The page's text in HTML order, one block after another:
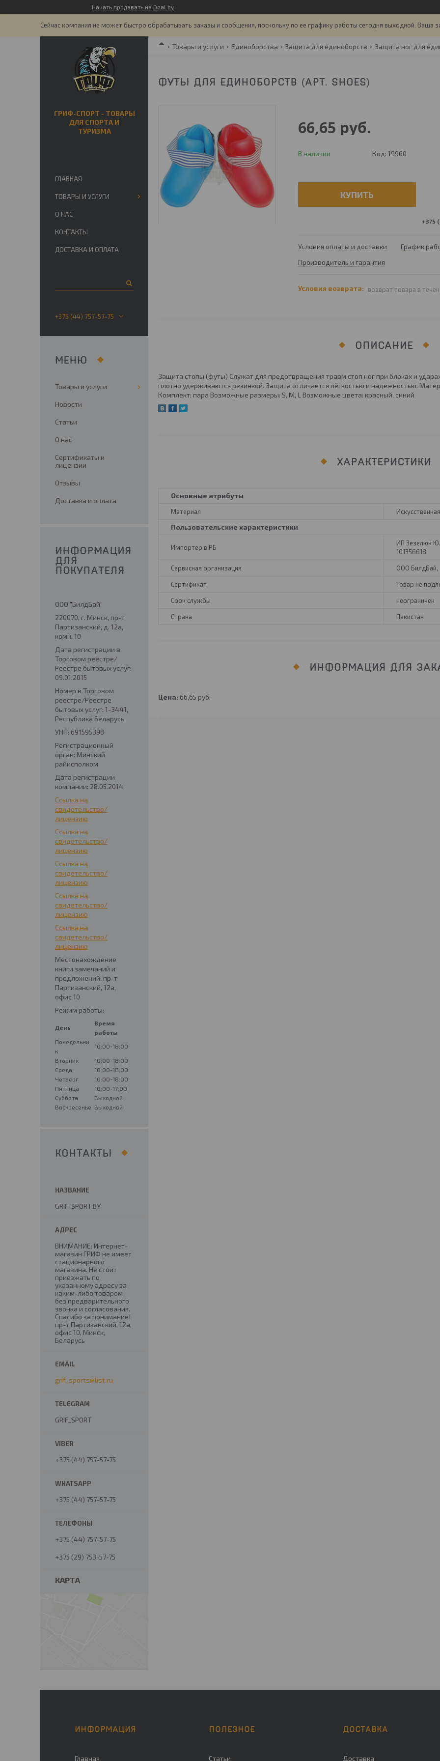
Начать продавать на Deal.by
Сейчас компания не может быстро обрабатывать заказы и сообщения, поскольку по ее графику работы сегодня выходной. Ваша
Товары и услуги Единоборства Защита для единоборств Защита ног для
ФУТЫ ДЛЯ ЕДИНОБОРСТВ (АРТ. SHOES)
66,65 руб.
В наличии Код: 19960
КУПИТЬ
+375
Условия оплаты и доставки
График
Производитель и гарантия
возврат товара в
ОПИСАНИЕ
Защита стопы (футы) Служат для предотвращения травм стоп ног при блоках и
плотно удерживаются резинкой. Защита отличается лёгкостью и надежностью.
Комплект: пара Возможные размеры: S, M, L Возможные цвета: красный, синий
ХАРАКТЕРИСТИКИ
Основные атрибуты
Материал
Пользовательские характеристики
Импортер в РБ
ИП Зезелюк
101356618
Сервисная организация ООО БилдБай,
Сертификат Товар не
Срок службы неограничен
Страна Пакистан
ИНФОРМАЦИЯ ДЛЯ
Цена: 66,65 руб.
ГРИФ-СПОРТ - ТОВАРЫ
ДЛЯ СПОРТА И
ТУРИЗМА
ГЛАВНАЯ
ТОВАРЫ И УСЛУГИ
О НАС
КОНТАКТЫ
ДОСТАВКА И ОПЛАТА
+375 (44) 757-57-75
Товары и услуги
Новости
Статьи
О нас
Сертификаты и
лицензии
Отзывы
Доставка и оплата
ИНФОРМАЦИЯ
ДЛЯ
ПОКУПАТЕЛЯ
ООО "БилдБай"
220070, г. Минск, пр-т
Партизанский, д. 12а,
комн. 10
Дата регистрации в
Торговом реестре/
Реестре бытовых услуг:
09.01.2015
Номер в Торговом
реестре/Реестре
бытовых услуг: 1-3441,
Республика Беларусь
УНП: 691595398
Регистрационный
орган: Минский
райисполком
Дата регистрации
компании: 28.05.2014
Ссылка на
свидетельство/
лицензию
Ссылка на
свидетельство/
лицензию
Ссылка на
свидетельство/
лицензию
Ссылка на
свидетельство/
лицензию
Ссылка на
свидетельство/
лицензию
Местонахождение
книги замечаний и
предложений: пр-т
Партизанский, 12а,
офис 10
Режим работы:
День
Время
работы
Понедельни
к
10:00-18:00
Вторник
10:00-18:00
Среда
10:00-18:00
Четверг
10:00-18:00
Пятница
10:00-17:00
Суббота
Выходной
Воскресенье Выходной
КОНТАКТЫ
GRIF-SPORT.BY
ВНИМАНИЕ: Интернет-
магазин ГРИФ не имеет
стационарного
магазина. Не стоит
приезжать по
указанному адресу за
каким-либо товаром
без предварительного
звонка и согласования.
Спасибо за понимание!
пр-т Партизанский, 12а,
офис 10, Минск,
Беларусь
grif_sports@list.ru
GRIF_SPORT
+375 (44) 757-57-75
+375 (44) 757-57-75
+375 (44) 757-57-75
+375 (29) 753-57-75
КАРТА
ИНФОРМАЦИЯ
Главная
ПОЛЕЗНОЕ
Статьи
ДОСТАВКА
Доставка